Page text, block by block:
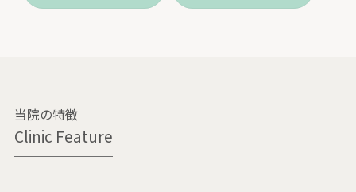
当院の特徴
Clinic Feature